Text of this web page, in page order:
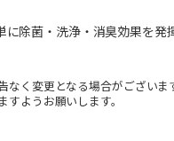
除菌・洗浄・消臭効果を
く変更となる場合がござい
ようお願いします。